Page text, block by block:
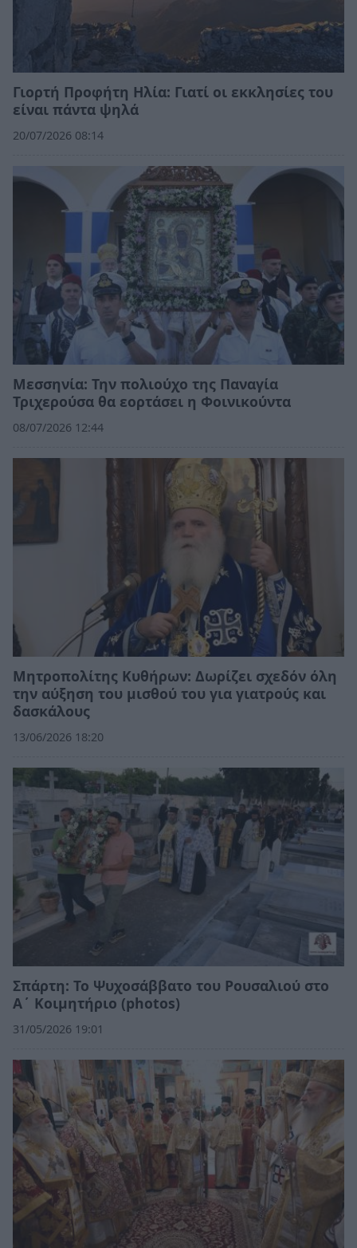
Γιορτή Προφήτη Ηλία: Γιατί οι εκκλησίες του
είναι πάντα ψηλά
20/07/2026 08:14
Μεσσηνία: Την πολιούχο της Παναγία
Τριχερούσα θα εορτάσει η Φοινικούντα
08/07/2026 12:44
Μητροπολίτης Κυθήρων: Δωρίζει σχεδόν όλη
την αύξηση του μισθού του για γιατρούς και
δασκάλους
13/06/2026 18:20
Σπάρτη: Το Ψυχοσάββατο του Ρουσαλιού στο
Α΄ Κοιμητήριο (photos)
31/05/2026 19:01